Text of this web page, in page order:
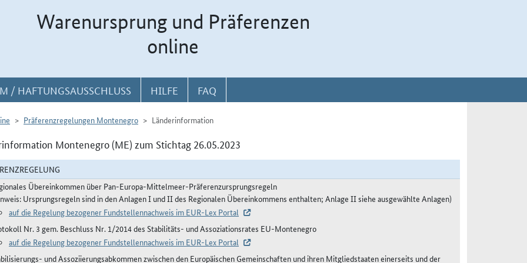
Warenursprung und Präferenzen
online
/ HAFTUNGSAUSSCHLUSS HILFE FAQ
Präferenzregelungen Montenegro Länderinformation
Montenegro (ME) zum Stichtag 26.05.2023
Übereinkommen über Pan-Europa-Mittelmeer-Präferenzursprungsregeln
Ursprungsregeln sind in den Anlagen I und II des Regionalen Übereinkommens enthalten; Anlage II siehe ausgewählte Anlagen)
auf die Regelung bezogener Fundstellennachweis im EUR-Lex Portal
Nr. 3 gem. Beschluss Nr. 1/2014 des Stabilitäts- und Assoziationsrates EU-Montenegro
auf die Regelung bezogener Fundstellennachweis im EUR-Lex Portal
und Assoziierungsabkommen zwischen den Europäischen Gemeinschaften und ihren Mitgliedstaaten einerseits und der